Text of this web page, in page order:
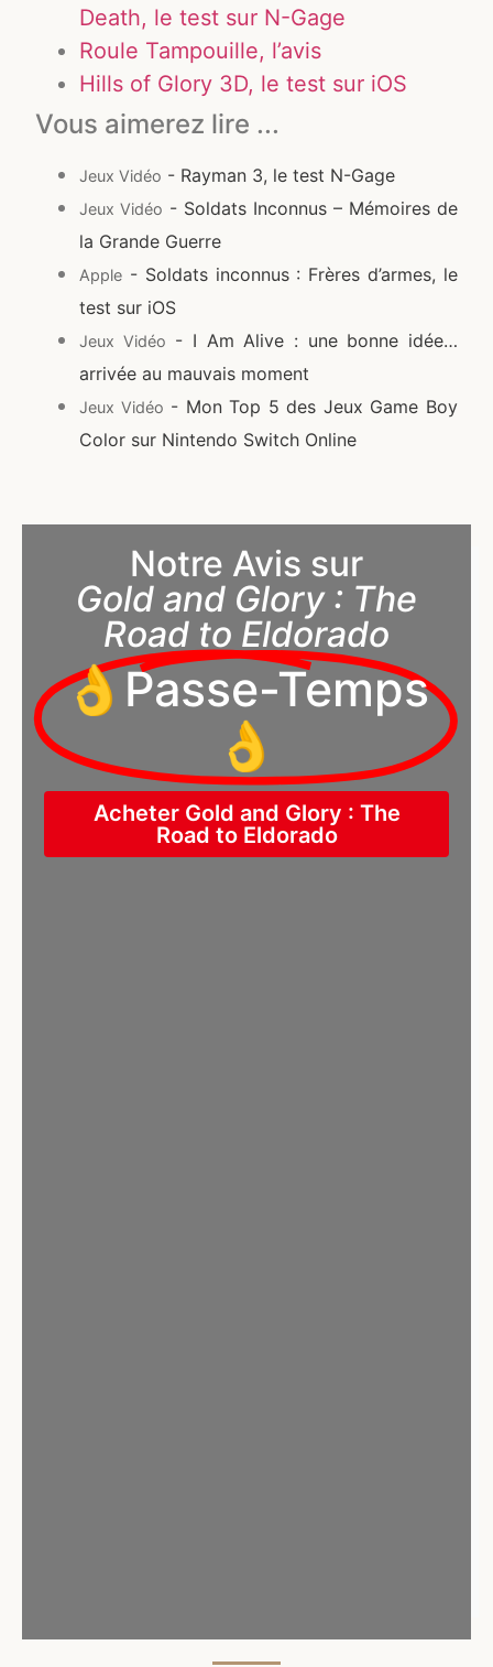
Death, le test sur N-Gage
Roule Tampouille, l’avis
Hills of Glory 3D, le test sur iOS
Vous aimerez lire ...
Jeux Vidéo - Rayman 3, le test N-Gage
Jeux Vidéo - Soldats Inconnus – Mémoires de
la Grande Guerre
Apple - Soldats inconnus : Frères d’armes, le
test sur iOS
Jeux Vidéo - I Am Alive : une bonne idée…
arrivée au mauvais moment
Jeux Vidéo - Mon Top 5 des Jeux Game Boy
Color sur Nintendo Switch Online
Notre Avis sur
Gold and Glory : The
Road to Eldorado
👌Passe-Temps
👌
Acheter Gold and Glory : The
Road to Eldorado